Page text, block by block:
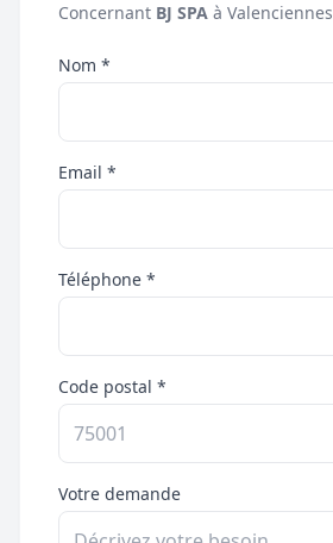
Concernant BJ SPA à Valenciennes
Nom *
Email *
Téléphone *
Code postal *
Votre demande